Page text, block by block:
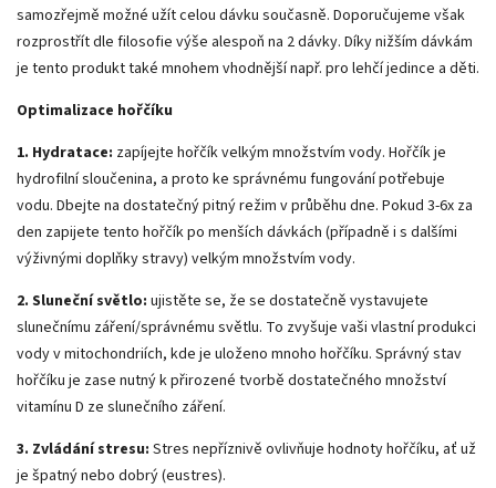
samozřejmě možné užít celou dávku současně. Doporučujeme však
rozprostřít dle filosofie výše alespoň na 2 dávky. Díky nižším dávkám
je tento produkt také mnohem vhodnější např. pro lehčí jedince a děti.
Optimalizace hořčíku
1. Hydratace: zapíjejte hořčík velkým množstvím vody. Hořčík je
hydrofilní sloučenina, a proto ke správnému fungování potřebuje
vodu. Dbejte na dostatečný pitný režim v průběhu dne. Pokud 3-6x za
den zapijete tento hořčík po menších dávkách (případně i s dalšími
výživnými doplňky stravy) velkým množstvím vody.
2. Sluneční světlo: ujistěte se, že se dostatečně vystavujete
slunečnímu záření/správnému světlu. To zvyšuje vaši vlastní produkci
vody v mitochondriích, kde je uloženo mnoho hořčíku. Správný stav
hořčíku je zase nutný k přirozené tvorbě dostatečného množství
vitamínu D ze slunečního záření.
3. Zvládání stresu: Stres nepříznivě ovlivňuje hodnoty hořčíku, ať už
je špatný nebo dobrý (eustres).